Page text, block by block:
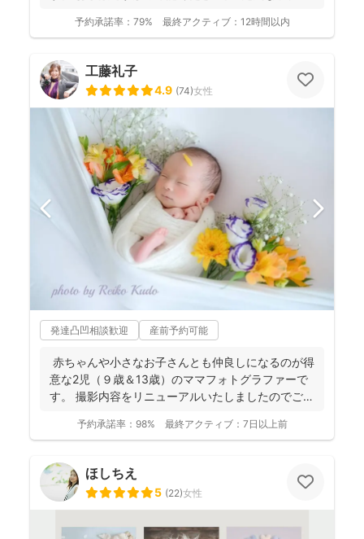
予約承諾率： 79% 最終アクティブ： 12時間以内
工藤礼子
4.9 (74)女性
発達凸凹相談歓迎 産前予約可能
赤ちゃんや小さなお子さんとも仲良しになるのが得
意な2児（９歳＆13歳）のママフォトグラファーで
す。 撮影内容をリニューアルいたしましたのでご案
予約承諾率： 98% 最終アクティブ： 7日以上前
ほしちえ
5 (22)女性